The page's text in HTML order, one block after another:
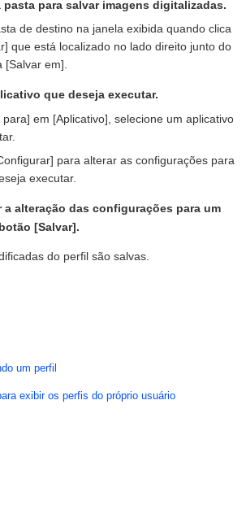
pasta para salvar imagens digitalizadas.
de destino na janela exibida quando clica
que está localizado no lado direito junto do
[Salvar em].
que deseja executar.
em [Aplicativo], selecione um aplicativo
para alterar as configurações para
executar.
alteração das configurações para um
[Salvar].
do perfil são salvas.
um perfil
exibir os perfis do próprio usuário